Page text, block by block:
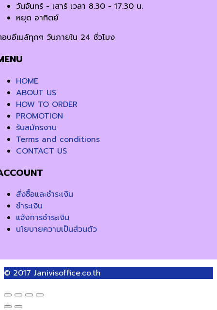
วันจันทร์ - เสาร์ เวลา 8.30 - 17.30 น.
หยุด อาทิตย์
บอีเมล์ทุกๆ วันภายใน 24 ชั่วโมง
HOME
ABOUT US
HOW TO ORDER
PROMOTION
รับสมัครงาน
Terms and conditions
CONTACT US
สั่งซื้อและชำระเงิน
ชำระเงิน
แจ้งการชำระเงิน
นโยบายความเป็นส่วนตัว
© 2017 Janivisoffice.co.th